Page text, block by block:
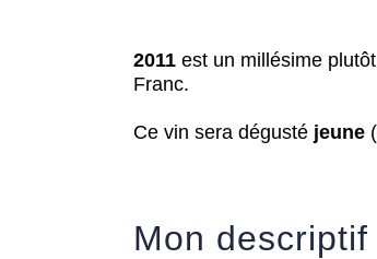
2011 est un millésime plutôt
Franc.
Ce vin sera dégusté jeune
Mon descriptif